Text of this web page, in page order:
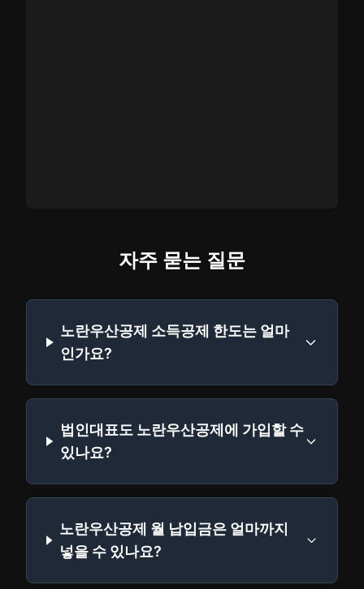
자주 묻는 질문
노란우산공제 소득공제 한도는 얼마
인가요?
법인대표도 노란우산공제에 가입할 수
있나요?
노란우산공제 월 납입금은 얼마까지
넣을 수 있나요?